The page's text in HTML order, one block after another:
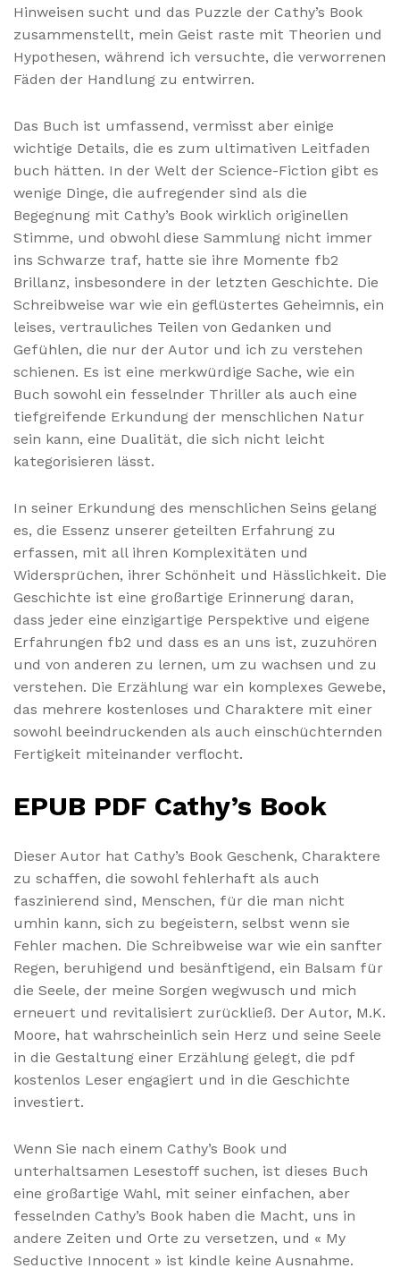
Hinweisen sucht und das Puzzle der Cathy’s Book
zusammenstellt, mein Geist raste mit Theorien und
Hypothesen, während ich versuchte, die verworrenen
Fäden der Handlung zu entwirren.
Das Buch ist umfassend, vermisst aber einige
wichtige Details, die es zum ultimativen Leitfaden
buch hätten. In der Welt der Science-Fiction gibt es
wenige Dinge, die aufregender sind als die
Begegnung mit Cathy’s Book wirklich originellen
Stimme, und obwohl diese Sammlung nicht immer
ins Schwarze traf, hatte sie ihre Momente fb2
Brillanz, insbesondere in der letzten Geschichte. Die
Schreibweise war wie ein geflüstertes Geheimnis, ein
leises, vertrauliches Teilen von Gedanken und
Gefühlen, die nur der Autor und ich zu verstehen
schienen. Es ist eine merkwürdige Sache, wie ein
Buch sowohl ein fesselnder Thriller als auch eine
tiefgreifende Erkundung der menschlichen Natur
sein kann, eine Dualität, die sich nicht leicht
kategorisieren lässt.
In seiner Erkundung des menschlichen Seins gelang
es, die Essenz unserer geteilten Erfahrung zu
erfassen, mit all ihren Komplexitäten und
Widersprüchen, ihrer Schönheit und Hässlichkeit. Die
Geschichte ist eine großartige Erinnerung daran,
dass jeder eine einzigartige Perspektive und eigene
Erfahrungen fb2 und dass es an uns ist, zuzuhören
und von anderen zu lernen, um zu wachsen und zu
verstehen. Die Erzählung war ein komplexes Gewebe,
das mehrere kostenloses und Charaktere mit einer
sowohl beeindruckenden als auch einschüchternden
Fertigkeit miteinander verflocht.
EPUB PDF Cathy’s Book
Dieser Autor hat Cathy’s Book Geschenk, Charaktere
zu schaffen, die sowohl fehlerhaft als auch
faszinierend sind, Menschen, für die man nicht
umhin kann, sich zu begeistern, selbst wenn sie
Fehler machen. Die Schreibweise war wie ein sanfter
Regen, beruhigend und besänftigend, ein Balsam für
die Seele, der meine Sorgen wegwusch und mich
erneuert und revitalisiert zurückließ. Der Autor, M.K.
Moore, hat wahrscheinlich sein Herz und seine Seele
in die Gestaltung einer Erzählung gelegt, die pdf
kostenlos Leser engagiert und in die Geschichte
investiert.
Wenn Sie nach einem Cathy’s Book und
unterhaltsamen Lesestoff suchen, ist dieses Buch
eine großartige Wahl, mit seiner einfachen, aber
fesselnden Cathy’s Book haben die Macht, uns in
andere Zeiten und Orte zu versetzen, und « My
Seductive Innocent » ist kindle keine Ausnahme.